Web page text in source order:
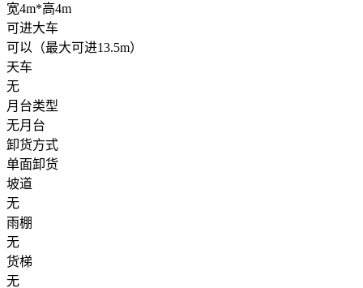
宽4m*高4m
可进大车
可以（最大可进13.5m）
天车
无
月台类型
无月台
卸货方式
单面卸货
坡道
无
雨棚
无
货梯
无